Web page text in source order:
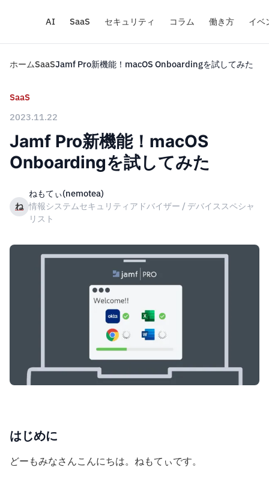
AI SaaS セキュリティ コラム 働き方 イベ
ホームSaaSJamf Pro新機能！macOS Onboardingを試してみた
SaaS
2023.11.22
Jamf Pro新機能！macOS
Onboardingを試してみた
ね
ねもてぃ(nemotea)
情報システムセキュリティアドバイザー / デバイススペシャ
リスト
はじめに
どーもみなさんこんにちは。ねもてぃです。